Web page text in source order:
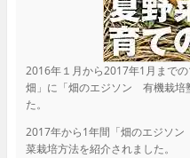
2016年１月から2017年1月まで
畑」に「畑のエジソン 有機栽培
た。
2017年から1年間「畑のエジソ
菜栽培方法を紹介されました。